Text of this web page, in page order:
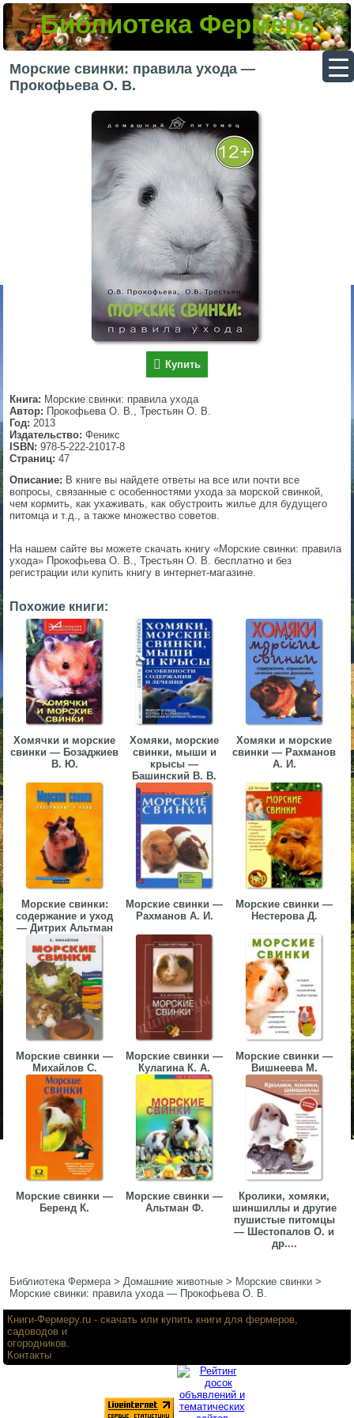
Библиотека Фермера
Морские свинки: правила ухода —
Прокофьева О. В.
Купить
Книга: Морские свинки: правила ухода
Автор: Прокофьева О. В., Трестьян О. В.
Год: 2013
Издательство: Феникс
ISBN: 978-5-222-21017-8
Страниц: 47
Описание: В книге вы найдете ответы на все или почти все
вопросы, связанные с особенностями ухода за морской свинкой,
чем кормить, как ухаживать, как обустроить жилье для будущего
питомца и т.д., а также множество советов.
На нашем сайте вы можете скачать книгу «Морские свинки: правила
ухода» Прокофьева О. В., Трестьян О. В. бесплатно и без
регистрации или купить книгу в интернет-магазине.
Похожие книги:
Хомячки и морские
свинки — Бозаджиев
В. Ю.
Хомяки, морские
свинки, мыши и
крысы —
Башинский В. В.
Хомяки и морские
свинки — Рахманов
А. И.
Морские свинки:
содержание и уход
— Дитрих Альтман
Морские свинки —
Рахманов А. И.
Морские свинки —
Нестерова Д.
Морские свинки —
Михайлов С.
Морские свинки —
Кулагина К. А.
Морские свинки —
Вишнеева М.
Морские свинки —
Беренд К.
Морские свинки —
Альтман Ф.
Кролики, хомяки,
шиншиллы и другие
пушистые питомцы
— Шестопалов О. и
др....
Библиотека Фермера>Домашние животные > Морские свинки >
Морские свинки: правила ухода — Прокофьева О. В.
▼
▼
▼
▼
▼
▼
▼
Книги-Фермеру.ru - скачать или купить книги для фермеров,
садоводов и
огородников.
Контакты